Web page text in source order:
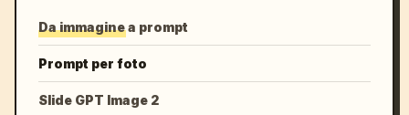
Da immagine a prompt
Prompt per foto
Slide GPT Image 2